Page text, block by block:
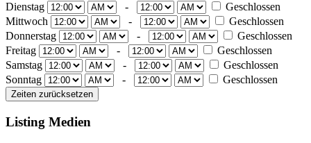
Dienstag
-
Geschlossen
Mittwoch
-
Geschlossen
Donnerstag
-
Geschlossen
Freitag
-
Geschlossen
Samstag
-
Geschlossen
Sonntag
- Geschlossen
Zeiten zurücksetzen
Listing Medien